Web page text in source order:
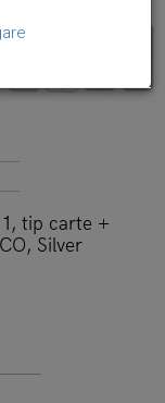
tip carte +
Silver